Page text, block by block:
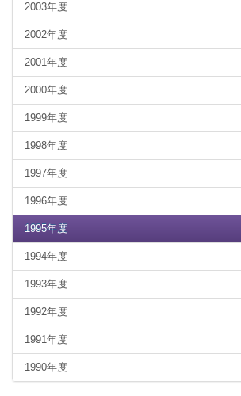
2003年度
2002年度
2001年度
2000年度
1999年度
1998年度
1997年度
1996年度
1995年度
1994年度
1993年度
1992年度
1991年度
1990年度